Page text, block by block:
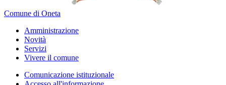
Comune di Oneta
Amministrazione
Novità
Servizi
Vivere il comune
Comunicazione istituzionale